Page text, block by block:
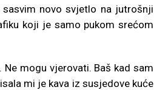
novo svjetlo na jutrošnji
koji je samo pukom srećom
Ne mogu vjerovati. Baš kad sam
mi je kava iz susjedove kuće